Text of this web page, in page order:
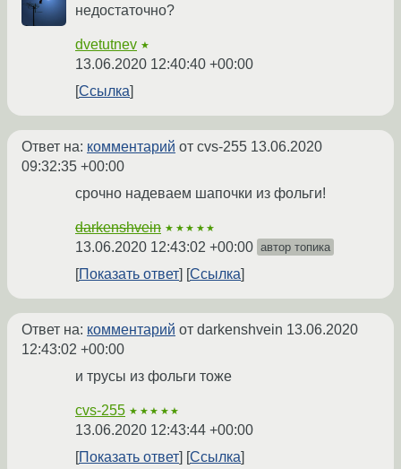
недостаточно?
dvetutnev ★
13.06.2020 12:40:40 +00:00
Ссылка
Ответ на: комментарий от cvs-255 13.06.2020
09:32:35 +00:00
срочно надеваем шапочки из фольги!
darkenshvein ★★★★★
13.06.2020 12:43:02 +00:00 автор топика
Показать ответ Ссылка
Ответ на: комментарий от darkenshvein 13.06.2020
12:43:02 +00:00
и трусы из фольги тоже
cvs-255 ★★★★★
13.06.2020 12:43:44 +00:00
Показать ответ
Ссылка